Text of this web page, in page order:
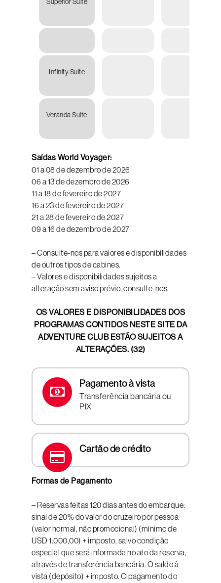
Infinity Suite
Veranda Suite
Saídas World Voyager:
01 a 08 de dezembro de 2026
06 a 13 de dezembro de 2026
11 a 18 de fevereiro de 2027
16 a 23 de fevereiro de 2027
21 a 28 de fevereiro de 2027
09 a 16 de dezembro de 2027
– Consulte-nos para valores e disponibilidades
de outros tipos de cabines.
– Valores e disponibilidades sujeitos a
alteração sem aviso prévio, consulte-nos.
OS VALORES E DISPONIBILIDADES DOS
PROGRAMAS CONTIDOS NESTE SITE DA
ADVENTURE CLUB ESTÃO SUJEITOS A
ALTERAÇÕES. (32)
Pagamento à vista
Transferência bancária ou
PIX
Cartão de crédito
Formas de Pagamento
– Reservas feitas 120 dias antes do embarque:
sinal de 20% do valor do cruzeiro por pessoa
(valor normal, não promocional) (mínimo de
USD 1.000,00) + imposto, salvo condição
especial que será informada no ato da reserva,
através de transferência bancária. O saldo à
vista (depósito) + imposto. O pagamento do